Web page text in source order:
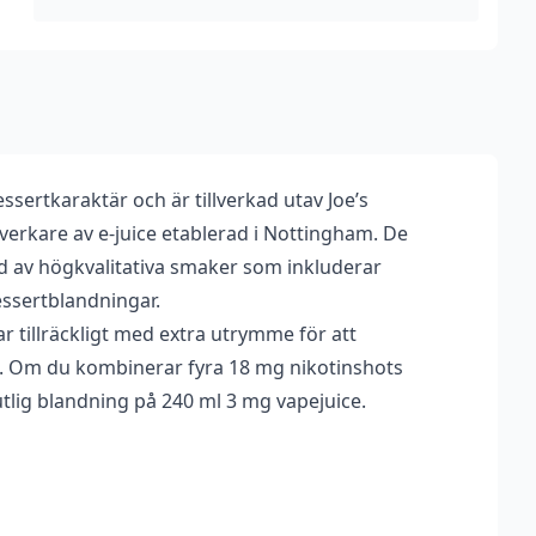
och är tillverkad utav Joe’s
av e-juice etablerad i Nottingham. De
av högkvalitativa smaker som inkluderar
tillräckligt med extra utrymme för att
du kombinerar fyra 18 mg nikotinshots
blandning på 240 ml 3 mg vapejuice.